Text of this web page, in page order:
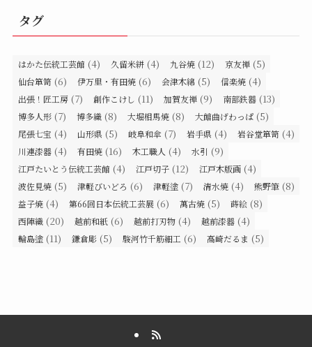
タグ
はかた伝統工芸館 (4) 久留米絣 (4) 九谷焼 (12) 京友禅 (5)
仙台箪笥 (6) 伊万里・有田焼 (6) 会津木綿 (5) 信楽焼 (4)
出張！匠工房 (7) 創作こけし (11) 加賀友禅 (9) 南部鉄器 (13)
博多人形 (7) 博多織 (8) 大堀相馬焼 (8) 大館曲げわっぱ (5)
尾張七宝 (4) 山形県 (5) 岐阜和傘 (7) 岩手県 (4) 岩谷堂箪笥 (4)
川連漆器 (4) 有田焼 (16) 木工職人 (4) 水引 (9)
江戸たいとう伝統工芸館 (4) 江戸切子 (12) 江戸木版画 (4)
波佐見焼 (5) 津軽びいどろ (6) 津軽塗 (7) 清水焼 (4) 熊野筆 (8)
益子焼 (4) 第66回日本伝統工芸展 (6) 萬古焼 (5) 蒔絵 (8)
西陣織 (20) 越前和紙 (6) 越前打刃物 (4) 越前漆器 (4)
輪島塗 (11) 鎌倉彫 (5) 駿河竹千筋細工 (6) 高崎だるま (5)